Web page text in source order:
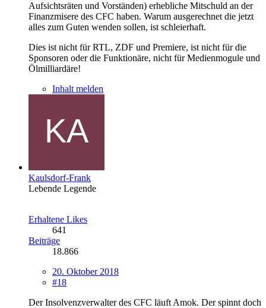
Aufsichtsräten und Vorständen) erhebliche Mitschuld an der
Finanzmisere des CFC haben. Warum ausgerechnet die jetzt
alles zum Guten wenden sollen, ist schleierhaft.
Dies ist nicht für RTL, ZDF und Premiere, ist nicht für die
Sponsoren oder die Funktionäre, nicht für Medienmogule und
Ölmilliardäre!
Inhalt melden
Kaulsdorf-Frank
Lebende Legende
Erhaltene Likes
641
Beiträge
18.866
20. Oktober 2018
#18
Der Insolvenzverwalter des CFC läuft Amok. Der spinnt doch